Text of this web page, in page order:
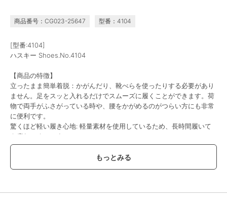
商品番号：CG023-25647 型番：4104
[型番:4104]
ハスキー Shoes.No.4104
【商品の特徴】
立ったまま簡単着脱：かがんだり、靴べらを使ったりする必要があり
ません。足をスッと入れるだけでスムーズに履くことができます。荷
物で両手がふさがっている時や、腰をかがめるのがつらい方にも非常
に便利です。
驚くほど軽い履き心地: 軽量素材を使用しているため、長時間履いて
も疲れにくいです。
メッシュ素材で通気性が良く、シーズン問わず快適に履けるスニーカ
ーです。ウェッジソール（厚底）デザインで、スタイルアップ効果が